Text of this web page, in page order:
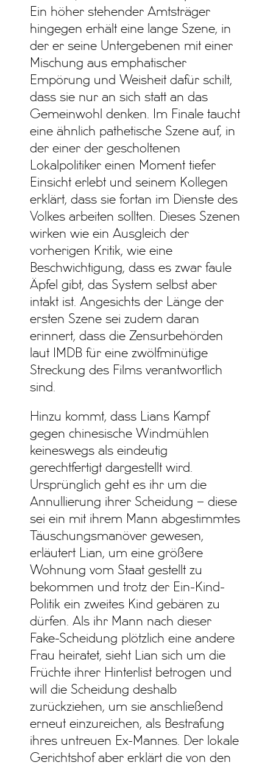
Ein höher stehender Amtsträger
hingegen erhält eine lange Szene, in
der er seine Untergebenen mit einer
Mischung aus emphatischer
Empörung und Weisheit dafür schilt,
dass sie nur an sich statt an das
Gemeinwohl denken. Im Finale taucht
eine ähnlich pathetische Szene auf, in
der einer der gescholtenen
Lokalpolitiker einen Moment tiefer
Einsicht erlebt und seinem Kollegen
erklärt, dass sie fortan im Dienste des
Volkes arbeiten sollten. Dieses Szenen
wirken wie ein Ausgleich der
vorherigen Kritik, wie eine
Beschwichtigung, dass es zwar faule
Äpfel gibt, das System selbst aber
intakt ist. Angesichts der Länge der
ersten Szene sei zudem daran
erinnert, dass die Zensurbehörden
laut IMDB für eine zwölfminütige
Streckung des Films verantwortlich
sind.
Hinzu kommt, dass Lians Kampf
gegen chinesische Windmühlen
keineswegs als eindeutig
gerechtfertigt dargestellt wird.
Ursprünglich geht es ihr um die
Annullierung ihrer Scheidung – diese
sei ein mit ihrem Mann abgestimmtes
Täuschungsmanöver gewesen,
erläutert Lian, um eine größere
Wohnung vom Staat gestellt zu
bekommen und trotz der Ein-Kind-
Politik ein zweites Kind gebären zu
dürfen. Als ihr Mann nach dieser
Fake-Scheidung plötzlich eine andere
Frau heiratet, sieht Lian sich um die
Früchte ihrer Hinterlist betrogen und
will die Scheidung deshalb
zurückziehen, um sie anschließend
erneut einzureichen, als Bestrafung
ihres untreuen Ex-Mannes. Der lokale
Gerichtshof aber erklärt die von den